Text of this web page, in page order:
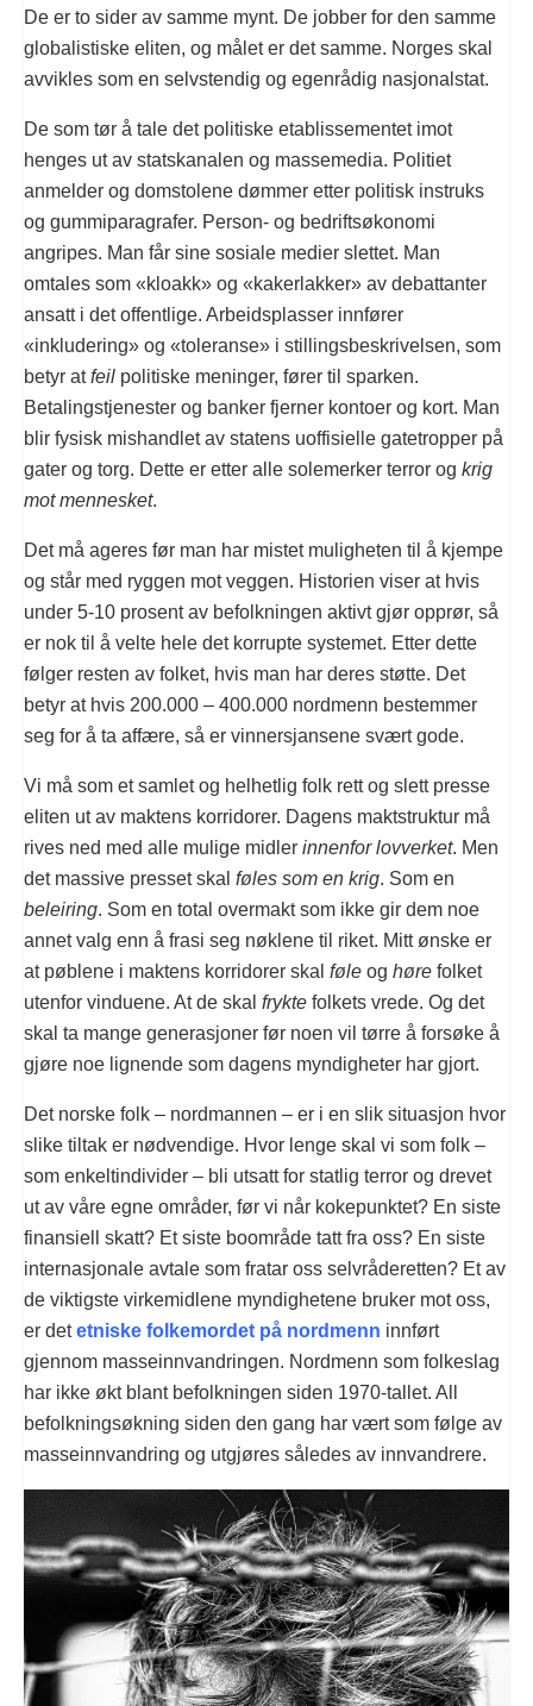
De er to sider av samme mynt. De jobber for den samme
globalistiske eliten, og målet er det samme. Norges skal
avvikles som en selvstendig og egenrådig nasjonalstat.
De som tør å tale det politiske etablissementet imot
henges ut av statskanalen og massemedia. Politiet
anmelder og domstolene dømmer etter politisk instruks
og gummiparagrafer. Person- og bedriftsøkonomi
angripes. Man får sine sosiale medier slettet. Man
omtales som «kloakk» og «kakerlakker» av debattanter
ansatt i det offentlige. Arbeidsplasser innfører
«inkludering» og «toleranse» i stillingsbeskrivelsen, som
betyr atfeil politiske meninger, fører til sparken.
Betalingstjenester og banker fjerner kontoer og kort. Man
blir fysisk mishandlet av statens uoffisielle gatetropper på
gater og torg. Dette er etter alle solemerker terror og krig
mot mennesket.
Det må ageres før man har mistet muligheten til å kjempe
og står med ryggen mot veggen. Historien viser at hvis
under 5-10 prosent av befolkningen aktivt gjør opprør, så
er nok til å velte hele det korrupte systemet. Etter dette
følger resten av folket, hvis man har deres støtte. Det
betyr at hvis 200.000 – 400.000 nordmenn bestemmer
seg for å ta affære, så er vinnersjansene svært gode.
Vi må som et samlet og helhetlig folk rett og slett presse
eliten ut av maktens korridorer. Dagens maktstruktur må
rives ned med alle mulige midler innenfor lovverket. Men
det massive presset skal føles som en krig. Som en
beleiring. Som en total overmakt som ikke gir dem noe
annet valg enn å frasi seg nøklene til riket. Mitt ønske er
at pøblene i maktens korridorer skal føle og høre folket
utenfor vinduene. At de skal frykte folkets vrede. Og det
skal ta mange generasjoner før noen vil tørre å forsøke å
gjøre noe lignende som dagens myndigheter har gjort.
Det norske folk – nordmannen – er i en slik situasjon hvor
slike tiltak er nødvendige. Hvor lenge skal vi som folk –
som enkeltindivider – bli utsatt for statlig terror og drevet
ut av våre egne områder, før vi når kokepunktet? En siste
finansiell skatt? Et siste boområde tatt fra oss? En siste
internasjonale avtale som fratar oss selvråderetten? Et av
de viktigste virkemidlene myndighetene bruker mot oss,
er detetniske folkemordet på nordmenn innført
gjennom masseinnvandringen. Nordmenn som folkeslag
har ikke økt blant befolkningen siden 1970-tallet. All
befolkningsøkning siden den gang har vært som følge av
masseinnvandring og utgjøres således av innvandrere.